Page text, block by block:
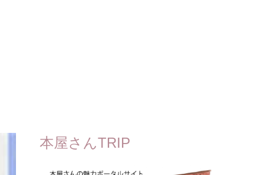
本屋さんTRIP